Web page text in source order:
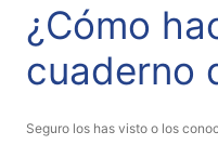
Aviso De
Privacidad
¿Cómo
cuaderno
Seguro los has visto o los